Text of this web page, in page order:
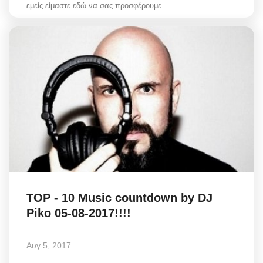
εμείς είμαστε εδώ να σας προσφέρουμε
TOP - 10 Music countdown by DJ
Piko 05-08-2017!!!!
Αυγ 5, 2017